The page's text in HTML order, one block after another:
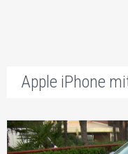
Apple iPhone